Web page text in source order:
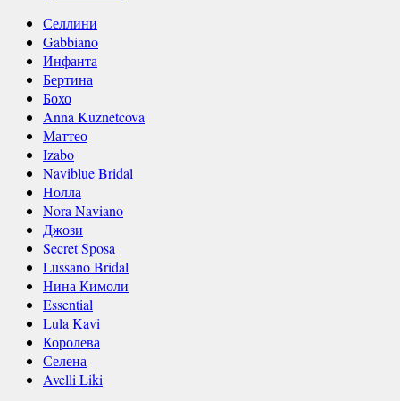
Селлини
Gabbiano
Инфанта
Бертина
Бохо
Anna Kuznetcova
Маттео
Izabo
Naviblue Bridal
Нолла
Nora Naviano
Джози
Secret Sposa
Lussano Bridal
Нина Кимоли
Essential
Lula Kavi
Королева
Селена
Avelli Liki